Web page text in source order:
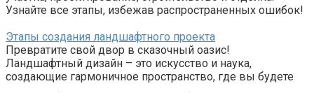
Узнайте все этапы, избежав распространенных ошибок!
Этапы создания ландшафтного проекта
Превратите свой двор в сказочный оазис!
Ландшафтный дизайн – это искусство и наука,
создающие гармоничное пространство, где вы будете